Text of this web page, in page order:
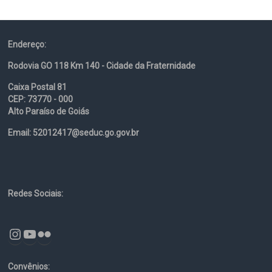
Endereço:
Rodovia GO 118 Km 140 - Cidade da Fraternidade
Caixa Postal 81
CEP: 73770 - 000
Alto Paraíso de Goiás
Email: 52012417@seduc.go.gov.br
Redes Sociais:
Instagram
YouTube
Flickr
Convênios: